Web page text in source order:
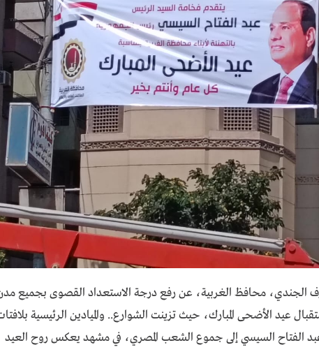
الجندي، محافظ الغربية، عن رفع درجة الاستعداد القصوى بجميع
عيد الأضحى المبارك، حيث تزينت الشوارع.. والميادين الرئيسية
عبد الفتاح السيسي إلى جموع الشعب المصري، في مشهد يعكس روح العيد